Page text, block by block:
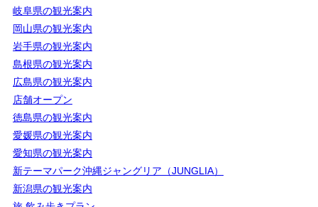
岐阜県の観光案内
岡山県の観光案内
岩手県の観光案内
島根県の観光案内
広島県の観光案内
店舗オープン
徳島県の観光案内
愛媛県の観光案内
愛知県の観光案内
新テーマパーク沖縄ジャングリア（JUNGLIA）
新潟県の観光案内